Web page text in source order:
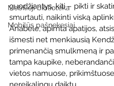
Mobilioji biblioteka
Mobilūs pašnekesiai
guodžiantys, kiti – pikti ir
smurtauti, naikinti viską
Anabelė, apimta apatijos,
išmesti net menkiausią
primenančią smulkmeną ir
tampa kaupike,
vietos namuose,